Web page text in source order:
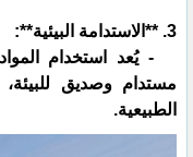
3. **الاستدامة البيئية**:
- يُعد استخدام
مستدام وصديق
الطبيعية.